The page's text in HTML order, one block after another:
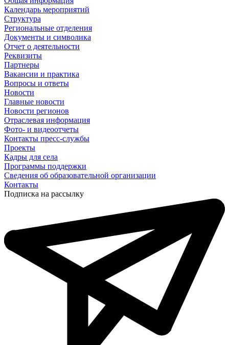
Календарь мероприятий
Структура
Региональные отделения
Документы и символика
Отчет о деятельности
Реквизиты
Партнеры
Вакансии и практика
Вопросы и ответы
Новости
Главные новости
Новости регионов
Отраслевая информация
Фото- и видеоотчеты
Контакты пресс-службы
Проекты
Кадры для села
Программы поддержки
Сведения об образовательной организации
Контакты
Подписка на рассылку